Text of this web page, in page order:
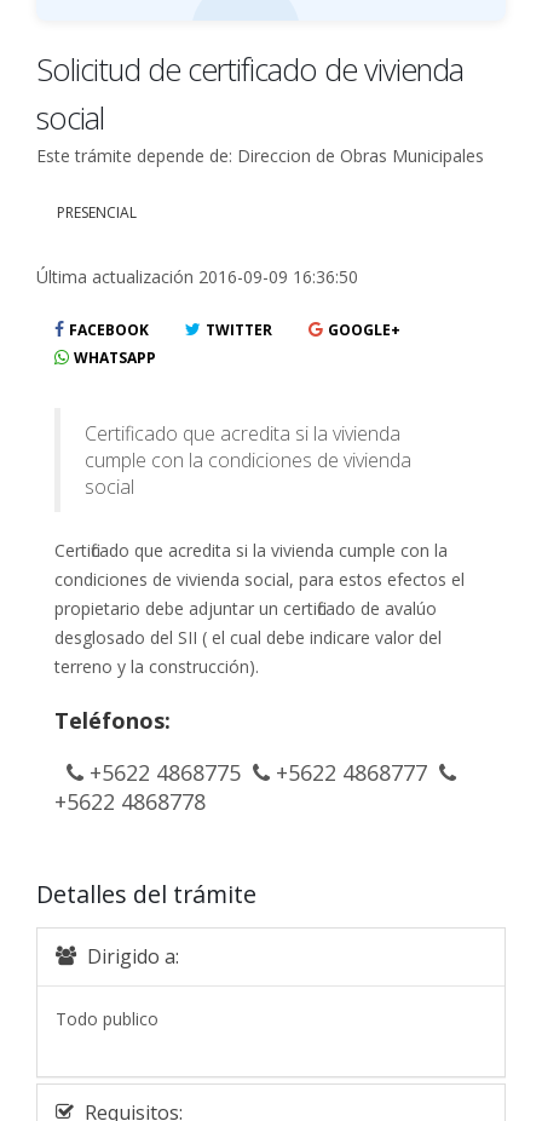
Solicitud de certificado de vivienda
social
Este trámite depende de: Direccion de Obras Municipales
PRESENCIAL
Última actualización 2016-09-09 16:36:50
FACEBOOK TWITTER
GOOGLE+
WHATSAPP
Certificado que acredita si la vivienda
cumple con la condiciones de vivienda
social
Certificado que acredita si la vivienda cumple con la
condiciones de vivienda social, para estos efectos el
propietario debe adjuntar un certificado de avalúo
desglosado del SII ( el cual debe indicare valor del
terreno y la construcción).
Teléfonos:
+5622 4868775
+5622 4868777
+5622 4868778
Detalles del trámite
Dirigido a:
Todo publico
Requisitos: